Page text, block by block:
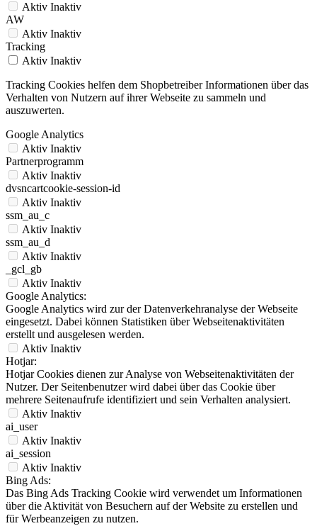
Aktiv Inaktiv
AW
Aktiv Inaktiv
Tracking
Aktiv Inaktiv
Tracking Cookies helfen dem Shopbetreiber Informationen über das
Verhalten von Nutzern auf ihrer Webseite zu sammeln und
auszuwerten.
Google Analytics
Aktiv Inaktiv
Partnerprogramm
Aktiv Inaktiv
dvsncartcookie-session-id
Aktiv Inaktiv
ssm_au_c
Aktiv Inaktiv
ssm_au_d
Aktiv Inaktiv
_gcl_gb
Aktiv Inaktiv
Google Analytics:
Google Analytics wird zur der Datenverkehranalyse der Webseite
eingesetzt. Dabei können Statistiken über Webseitenaktivitäten
erstellt und ausgelesen werden.
Aktiv Inaktiv
Hotjar:
Hotjar Cookies dienen zur Analyse von Webseitenaktivitäten der
Nutzer. Der Seitenbenutzer wird dabei über das Cookie über
mehrere Seitenaufrufe identifiziert und sein Verhalten analysiert.
Aktiv Inaktiv
ai_user
Aktiv Inaktiv
ai_session
Aktiv Inaktiv
Bing Ads:
Das Bing Ads Tracking Cookie wird verwendet um Informationen
über die Aktivität von Besuchern auf der Website zu erstellen und
für Werbeanzeigen zu nutzen.